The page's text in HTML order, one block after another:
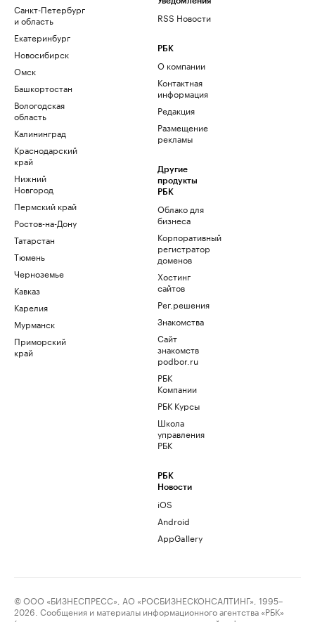
Санкт-Петербург
и область
Екатеринбург
Новосибирск
Омск
Башкортостан
Вологодская
область
Калининград
Краснодарский
край
Нижний
Новгород
Пермский край
Ростов-на-Дону
Татарстан
Тюмень
Черноземье
Кавказ
Карелия
Мурманск
Приморский
край
RSS Новости
РБК
О компании
Контактная
информация
Редакция
Размещение
рекламы
Другие
продукты
РБК
Облако для
бизнеса
Корпоративный
регистратор
доменов
Хостинг
сайтов
Рег.решения
Знакомства
Сайт
знакомств
podbor.ru
РБК
Компании
РБК Курсы
Школа
управления
РБК
РБК
Новости
iOS
Android
AppGallery
© ООО «БИЗНЕСПРЕСС», АО «РОСБИЗНЕСКОНСАЛТИНГ», 1995–
2026. Сообщения и материалы информационного агентства «РБК»